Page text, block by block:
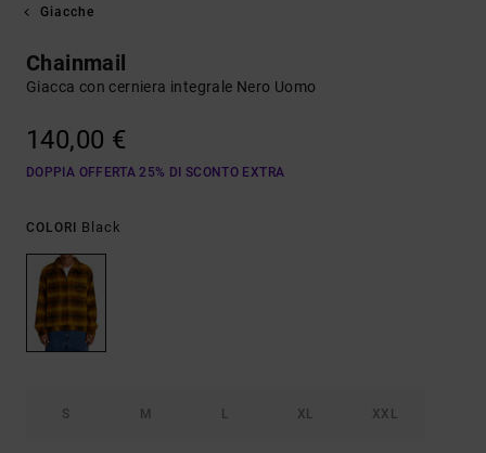
Giacche
Chainmail
Giacca con cerniera integrale Nero Uomo
140,00 €
DOPPIA OFFERTA 25% DI SCONTO EXTRA
COLORI Black
S M L XL XXL